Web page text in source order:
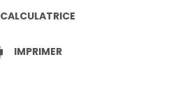
CALCULATRICE
IMPRIMER